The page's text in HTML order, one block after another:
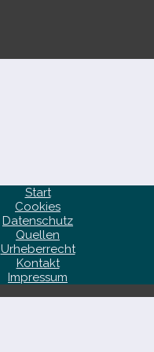
Start
Cookies
Datenschutz
Quellen
Urheberrecht
Kontakt
Impressum